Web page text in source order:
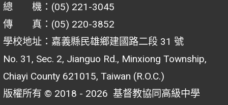
總 機：(05) 221-3045
傳 真：(05) 220-3852
學校地址：嘉義縣民雄鄉建國路二段 31 號
No. 31, Sec. 2, Jianguo Rd., Minxiong Township,
Chiayi County 621015, Taiwan (R.O.C.)
版權所有 © 2018 - 2026 基督教協同高級中學